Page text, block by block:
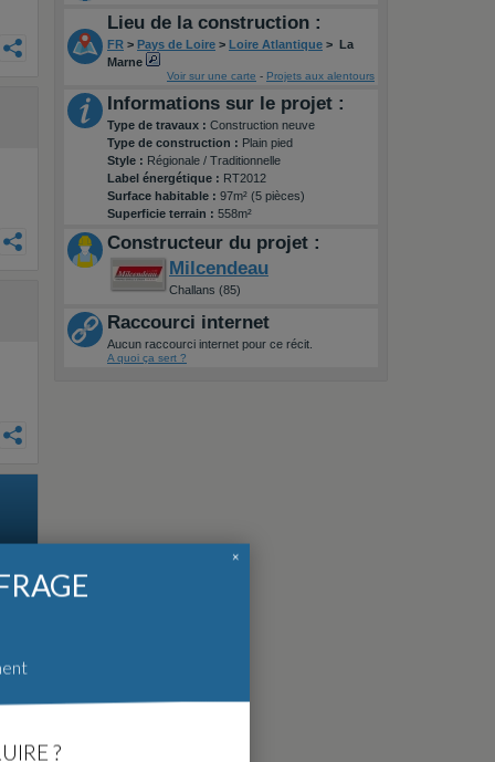
Lieu de la construction :
FR > Pays de Loire > Loire Atlantique > La
Marne
Voir sur une carte - Projets aux alentours
Informations sur le projet :
Type de travaux : Construction neuve
Type de construction : Plain pied
Style : Régionale / Traditionnelle
Label énergétique : RT2012
Surface habitable : 97m² (5 pièces)
Superficie terrain : 558m²
Constructeur du projet :
Milcendeau
Challans (85)
Raccourci internet
Aucun raccourci internet pour ce récit.
A quoi ça sert ?
?
×